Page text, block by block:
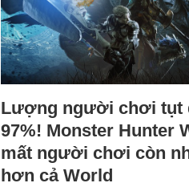
Lượng người chơi tụt
97%! Monster Hunter
mất người chơi còn
hơn cả World